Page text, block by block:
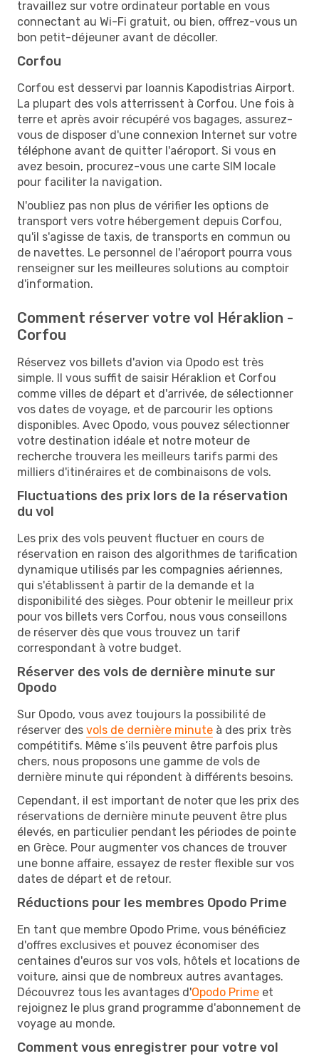
travaillez sur votre ordinateur portable en vous
connectant au Wi-Fi gratuit, ou bien, offrez-vous un
bon petit-déjeuner avant de décoller.
Corfou
Corfou est desservi par Ioannis Kapodistrias Airport.
La plupart des vols atterrissent à Corfou. Une fois à
terre et après avoir récupéré vos bagages, assurez-
vous de disposer d'une connexion Internet sur votre
téléphone avant de quitter l'aéroport. Si vous en
avez besoin, procurez-vous une carte SIM locale
pour faciliter la navigation.
N'oubliez pas non plus de vérifier les options de
transport vers votre hébergement depuis Corfou,
qu'il s'agisse de taxis, de transports en commun ou
de navettes. Le personnel de l'aéroport pourra vous
renseigner sur les meilleures solutions au comptoir
d'information.
Comment réserver votre vol Héraklion -
Corfou
Réservez vos billets d'avion via Opodo est très
simple. Il vous suffit de saisir Héraklion et Corfou
comme villes de départ et d'arrivée, de sélectionner
vos dates de voyage, et de parcourir les options
disponibles. Avec Opodo, vous pouvez sélectionner
votre destination idéale et notre moteur de
recherche trouvera les meilleurs tarifs parmi des
milliers d'itinéraires et de combinaisons de vols.
Fluctuations des prix lors de la réservation
du vol
Les prix des vols peuvent fluctuer en cours de
réservation en raison des algorithmes de tarification
dynamique utilisés par les compagnies aériennes,
qui s'établissent à partir de la demande et la
disponibilité des sièges. Pour obtenir le meilleur prix
pour vos billets vers Corfou, nous vous conseillons
de réserver dès que vous trouvez un tarif
correspondant à votre budget.
Réserver des vols de dernière minute sur
Opodo
Sur Opodo, vous avez toujours la possibilité de
réserver des vols de dernière minute à des prix très
compétitifs. Même s’ils peuvent être parfois plus
chers, nous proposons une gamme de vols de
dernière minute qui répondent à différents besoins.
Cependant, il est important de noter que les prix des
réservations de dernière minute peuvent être plus
élevés, en particulier pendant les périodes de pointe
en Grèce. Pour augmenter vos chances de trouver
une bonne affaire, essayez de rester flexible sur vos
dates de départ et de retour.
Réductions pour les membres Opodo Prime
En tant que membre Opodo Prime, vous bénéficiez
d'offres exclusives et pouvez économiser des
centaines d'euros sur vos vols, hôtels et locations de
voiture, ainsi que de nombreux autres avantages.
Découvrez tous les avantages d'Opodo Prime et
rejoignez le plus grand programme d'abonnement de
voyage au monde.
Comment vous enregistrer pour votre vol